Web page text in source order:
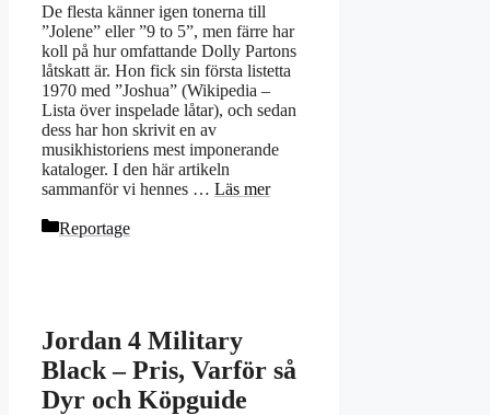
De flesta känner igen tonerna till
”Jolene” eller ”9 to 5”, men färre har
koll på hur omfattande Dolly Partons
låtskatt är. Hon fick sin första listetta
1970 med ”Joshua” (Wikipedia –
Lista över inspelade låtar), och sedan
dess har hon skrivit en av
musikhistoriens mest imponerande
kataloger. I den här artikeln
sammanför vi hennes … Läs mer
Kategorier
Reportage
Jordan 4 Military
Black – Pris, Varför så
Dyr och Köpguide